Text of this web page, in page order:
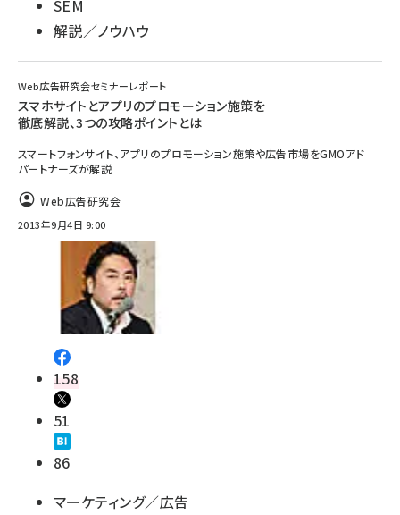
SEM
解説／ノウハウ
Web広告研究会セミナーレポート
スマホサイトとアプリのプロモーション施策を
徹底解説、3つの攻略ポイントとは
スマートフォンサイト、アプリのプロモーション施策や広告市場をGMOアド
パートナーズが解説
Web広告研究会
2013年9月4日 9:00
158
51
86
マーケティング／広告